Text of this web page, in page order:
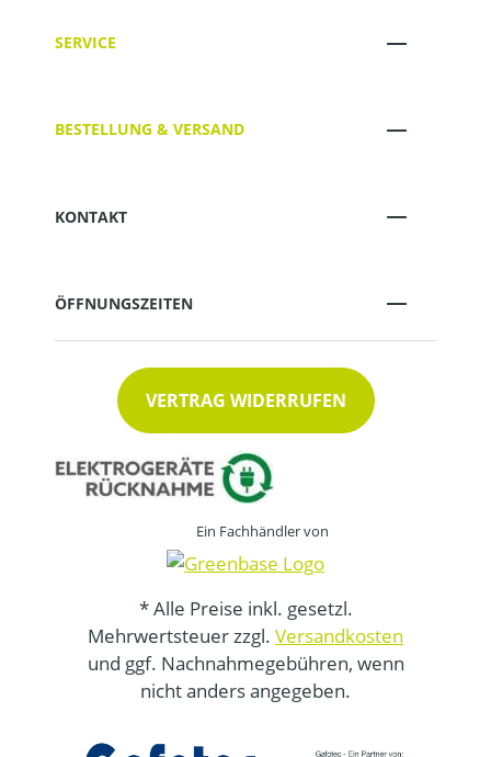
SERVICE
BESTELLUNG & VERSAND
KONTAKT
ÖFFNUNGSZEITEN
VERTRAG WIDERRUFEN
Ein Fachhändler von
* Alle Preise inkl. gesetzl.
Mehrwertsteuer zzgl. Versandkosten
und ggf. Nachnahmegebühren, wenn
nicht anders angegeben.